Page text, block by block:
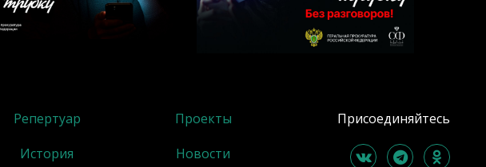
Репертуар
История
Проекты
Новости
Присоединяйтесь